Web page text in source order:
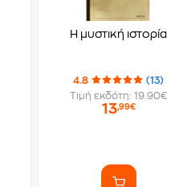
Η μυστική ιστορία
4.8
(13)
Τιμή εκδότη: 19.90€
13,99€